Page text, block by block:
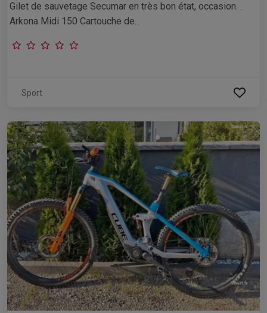
Gilet de sauvetage Secumar en très bon état, occasion. .
Arkona Midi 150 Cartouche de...
Sport